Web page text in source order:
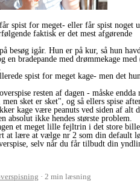
spist for meget- eller får spist noget
faktisk er det mest afgørende
besøg igår. Hun er på kur, så hun
en bradepande med drømmekage
spist for meget kage- men det
resten af dagen - måske endda
sket er sket", og så ellers spise
kage være peanuts ved siden af
absolut ikke hendes største problem.
et meget lille fejltrin i det store
at lære at vælge nr 2 som din default
selv når du får tilbudt din
2 min læsning